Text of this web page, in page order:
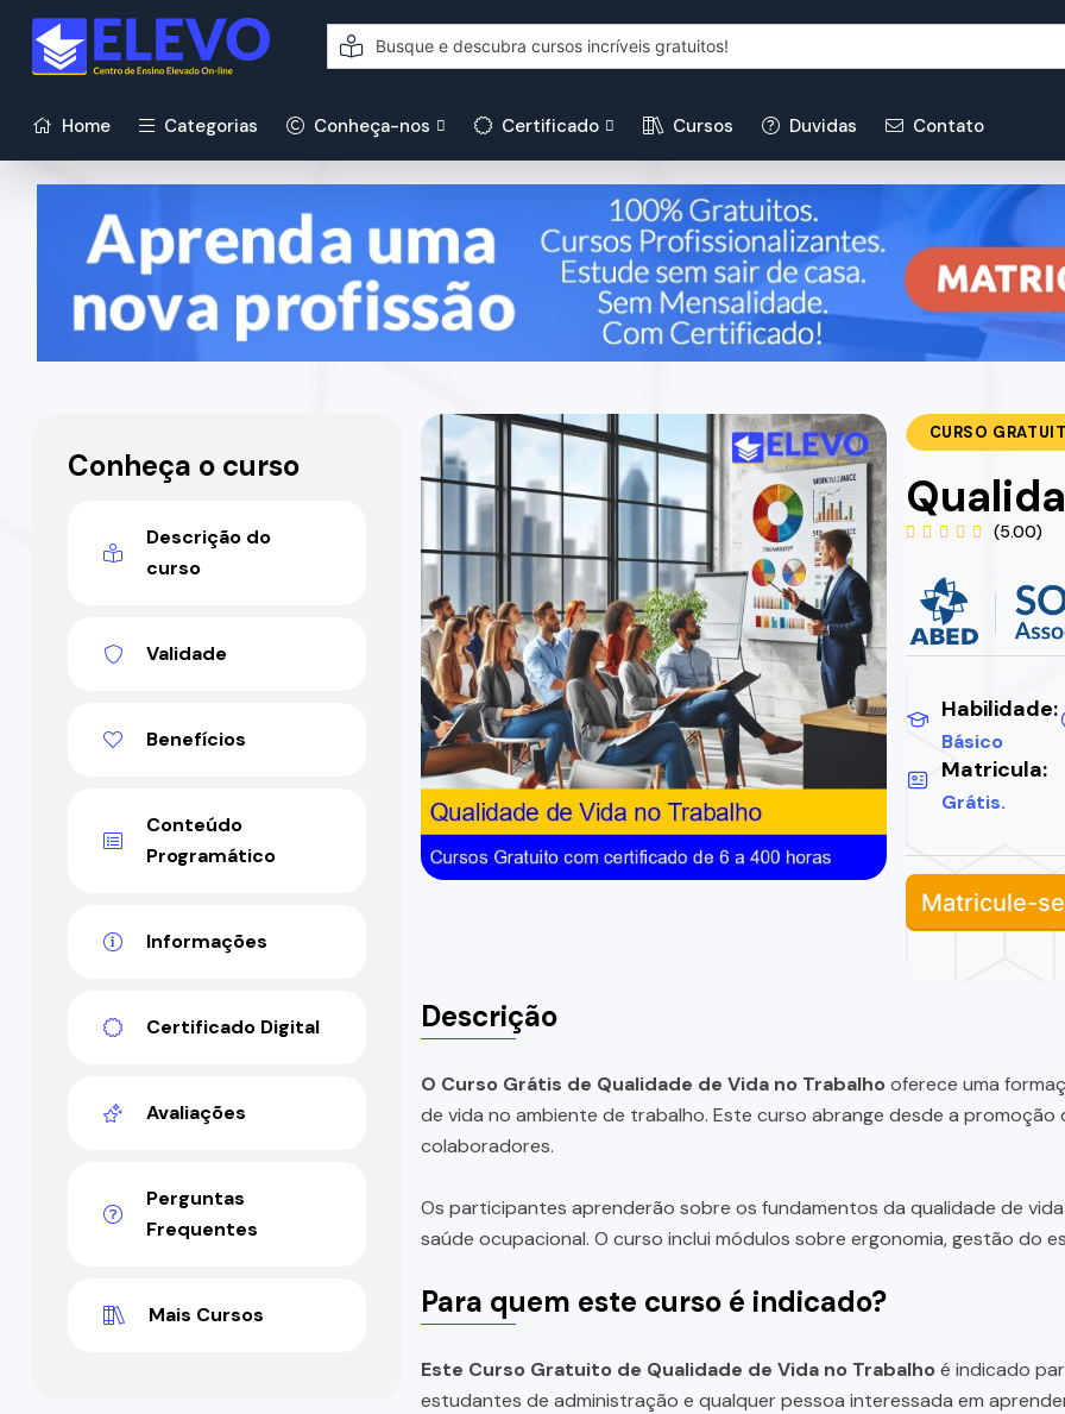
Home Categorias Conheça-nos Certificado Cursos Duvidas Contato
CURSO
(5.00)
Habilidade:
Básico
Matricula:
Grátis.
Matricule-se
Descrição
O Curso Grátis de Qualidade de Vida no Trabalhooferece uma
de vida no ambiente de trabalho. Este curso abrange desde a
colaboradores.
Os participantes aprenderão sobre os fundamentos da qualidade de
saúde ocupacional. O curso inclui módulos sobre ergonomia, gestão do
Para quem este curso é indicado?
Este Curso Gratuito de Qualidade de Vida no Trabalhoé indicado
estudantes de administração e qualquer pessoa interessada em
Conheça o curso
Descrição do
curso
Validade
Benefícios
Conteúdo
Programático
Informações
Certificado Digital
Avaliações
Perguntas
Frequentes
Mais Cursos